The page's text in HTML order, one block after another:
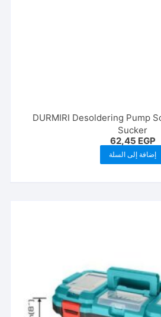
شفاط قصدير DURMIRI Desoldering Pump Solder
Sucker
62,45 EGP
إضافة إلى السلة